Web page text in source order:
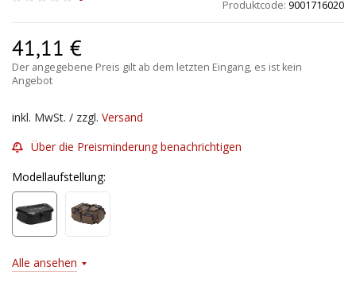
Produktcode: 9001716020
41,11 €
Der angegebene Preis gilt ab dem letzten Eingang, es ist kein
Angebot
inkl. MwSt. / zzgl. Versand
Über die Preisminderung benachrichtigen
Modellaufstellung:
Alle ansehen